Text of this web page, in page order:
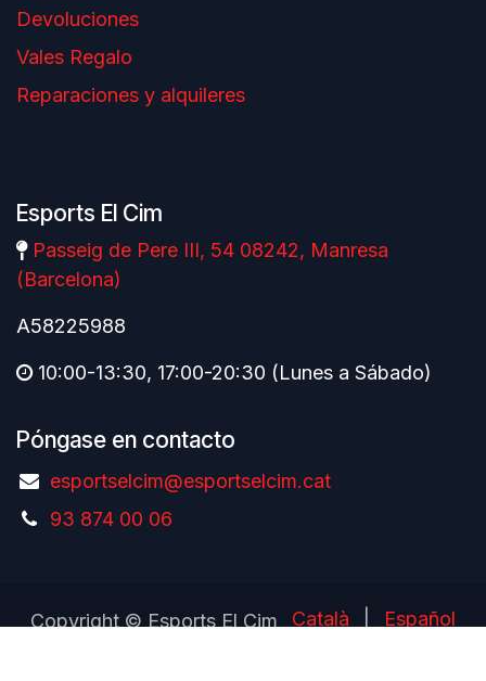
Devoluciones
Vales Regalo
Reparaciones y alquileres
Esports El Cim
Passeig de Pere III, 54 08242, Manresa
(Barcelona)
A58225988
10:00-13:30, 17:00-20:30 (Lunes a Sábado)
Póngase en contacto
esportselcim@esportselcim.cat
93 874 00 06
Copyright © Esports El Cim Català
Español